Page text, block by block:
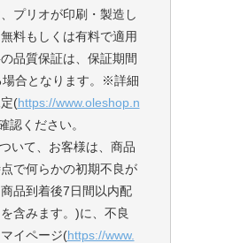
プリオが印刷・製造し
料もしくは有料で適用
品質保証は、保証期間
場合となります。※詳細
(https://www.oleshop.n
認ください。
いて、お客様は、商品
で何らかの初期不良が
品到着後7日間以内配
含みます。)に、不良
イページ(https://www.